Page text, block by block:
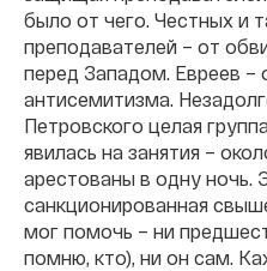
было от чего. Честных и
преподавателей – от
перед Западом. Евреев –
антисемитизма.
Петровского целая
явилась на занятия –
арестованы в одну ночь.
санкционированная
мог помочь – ни
помню, кто), ни он сам.